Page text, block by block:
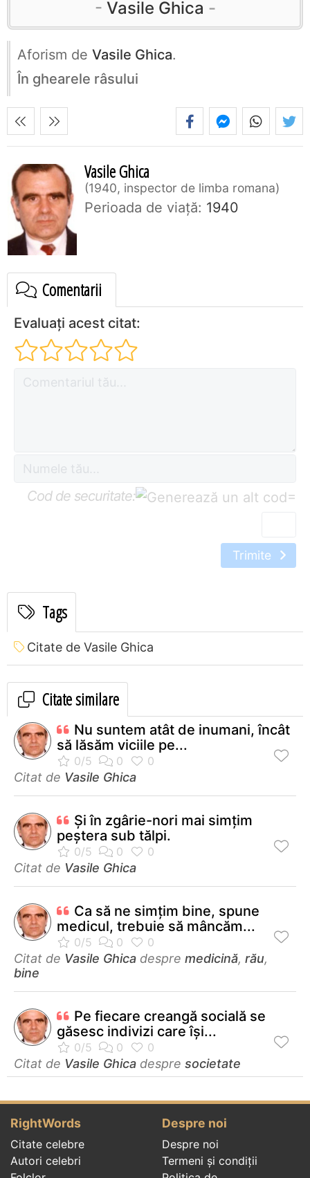
Vasile Ghica
Aforism de Vasile Ghica.
În ghearele râsului
Vasile Ghica
1940, inspector de limba romana
Perioada de viaţă: 1940
Comentarii
Evaluați acest citat:
Cod de securitate: =
Trimite
Tags
Citate de Vasile Ghica
Citate similare
Nu suntem atât de inumani, încât
să lăsăm viciile pe...
Citat de Vasile Ghica
Şi în zgârie-nori mai simţim
peştera sub tălpi.
Citat de Vasile Ghica
Ca să ne simţim bine, spune
medicul, trebuie să mâncăm...
Citat de Vasile Ghica despre medicină, rău,
bine
Pe fiecare creangă socială se
găsesc indivizi care își...
Citat de Vasile Ghica despre societate
RightWords
Citate celebre
Autori celebri
Despre noi
Despre noi
Termeni și condiții